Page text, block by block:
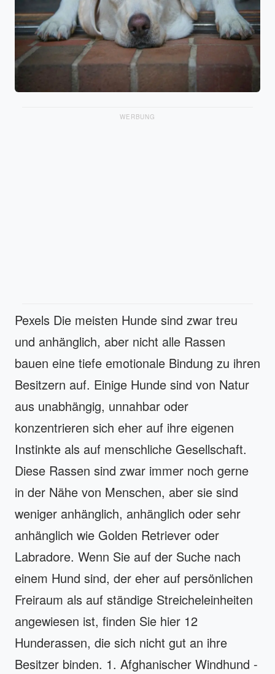
WERBUNG
Pexels Die meisten Hunde sind zwar treu
und anhänglich, aber nicht alle Rassen
bauen eine tiefe emotionale Bindung zu ihren
Besitzern auf. Einige Hunde sind von Natur
aus unabhängig, unnahbar oder
konzentrieren sich eher auf ihre eigenen
Instinkte als auf menschliche Gesellschaft.
Diese Rassen sind zwar immer noch gerne
in der Nähe von Menschen, aber sie sind
weniger anhänglich, anhänglich oder sehr
anhänglich wie Golden Retriever oder
Labradore. Wenn Sie auf der Suche nach
einem Hund sind, der eher auf persönlichen
Freiraum als auf ständige Streicheleinheiten
angewiesen ist, finden Sie hier 12
Hunderassen, die sich nicht gut an ihre
Besitzer binden. 1. Afghanischer Windhund -